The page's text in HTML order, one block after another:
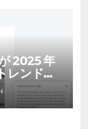
2025 年
ンドに |